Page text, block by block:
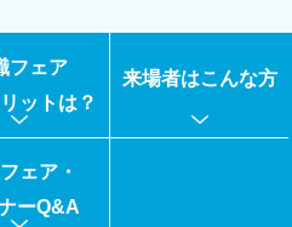
フェア
ットは？
来場者はこんな方
ェア・
ーQ&A